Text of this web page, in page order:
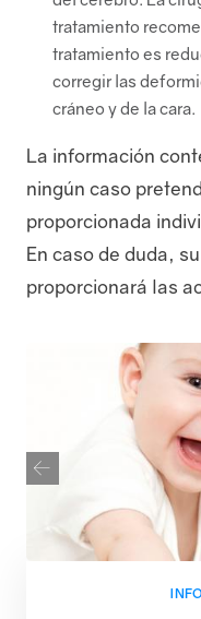
tratamiento
tratamiento es
corregir las
cráneo y de la cara.
La información
ningún caso
proporcionada
En caso de duda,
proporcionará las